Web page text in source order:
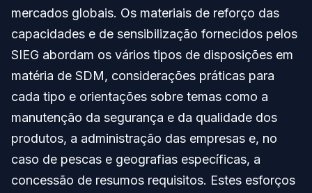
mercados globais. Os materiais de reforço das
capacidades e de sensibilização fornecidos pelos
SIEG abordam os vários tipos de disposições em
matéria de SDM, considerações práticas para
cada tipo e orientações sobre temas como a
manutenção da segurança e da qualidade dos
produtos, a administração das empresas e, no
caso de pescas e geografias específicas, a
concessão de resumos requisitos. Estes esforços